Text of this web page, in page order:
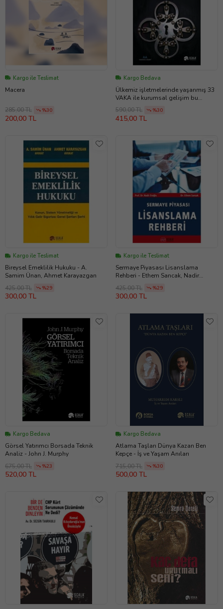
Kargo ile Teslimat
Macera
285,00 TL %30
200,00 TL
Kargo Bedava
Ülkemiz işletmelerinde yaşanmış 33
VAKA ile kurumsal gelişim bu
kitapta CANLI KİTAP uygulaması
kullanılmıştır - DR. AYHAN ARTAR
590,00 TL %30
415,00 TL
Kargo ile Teslimat
Bireysel Emeklilik Hukuku - A.
Samim Ünan, Ahmet Karayazgan
425,00 TL
%29
300,00 TL
Kargo ile Teslimat
Sermaye Piyasası Lisanslama
Rehberi - Ethem Sancak, Nadir
Eroğlu
425,00 TL %29
300,00 TL
Kargo Bedava
Görsel Yatırımcı Borsada Teknik
Analiz - John J. Murphy
675,00 TL
%23
520,00 TL
Kargo Bedava
Atlama Taşları Dünya Kazan Ben
Kepçe - İş ve Yaşam Anıları
715,00 TL
%30
500,00 TL